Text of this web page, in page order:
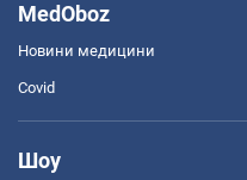
MedOboz
Новини медицини
Covid
Шоу